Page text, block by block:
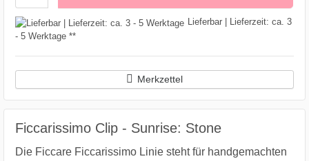
Lieferbar | Lieferzeit: ca. 3
- 5 Werktage **
Merkzettel
Ficcarissimo Clip - Sunrise: Stone
Die Ficcare Ficcarissimo Linie steht für handgemachten